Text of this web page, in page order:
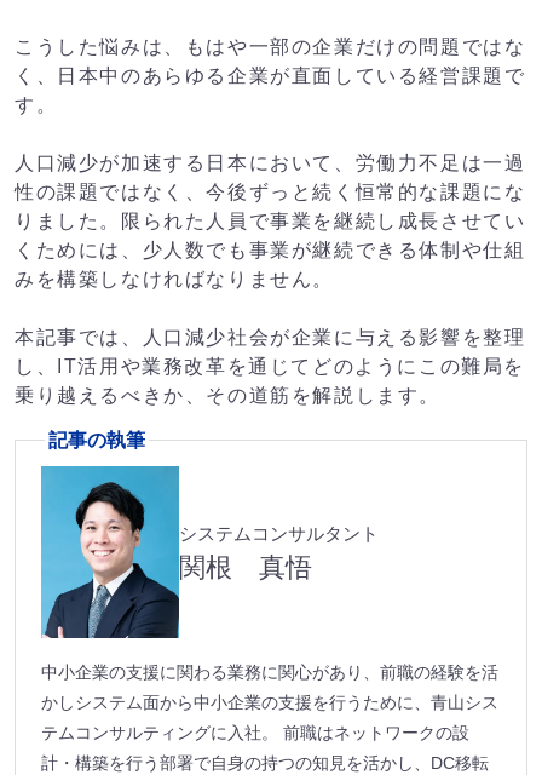
こうした悩みは、もはや一部の企業だけの問題ではな
く、日本中のあらゆる企業が直面している経営課題で
す。
人口減少が加速する日本において、労働力不足は一過
性の課題ではなく、今後ずっと続く恒常的な課題にな
りました。
限られた人員で事業を継続し成長させてい
くためには、少人数でも事業が継続できる体制や仕組
みを構築しなければなりません。
本記事では、人口減少社会が企業に与える影響を整理
し、IT活用や業務改革を通じてどのようにこの難局を
乗り越えるべきか、その道筋を解説します。
記事の執筆
システムコンサルタント
関根 真悟
中小企業の支援に関わる業務に関心があり、前職の経験を活
かしシステム面から中小企業の支援を行うために、青山シス
テムコンサルティングに入社。 前職はネットワークの設
計・構築を行う部署で自身の持つの知見を活かし、DC移転